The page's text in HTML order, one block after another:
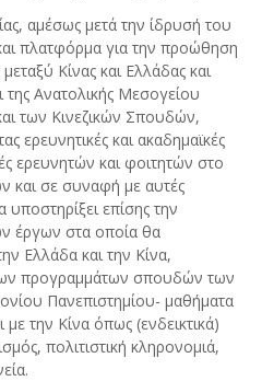
αμέσως μετά την ίδρυσή του
πλατφόρμα για την προώθηση
Κίνας και Ελλάδας και
Ανατολικής Μεσογείου
των Κινεζικών Σπουδών,
ερευνητικές και ακαδημαϊκές
ερευνητών και φοιτητών στο
και σε συναφή με αυτές
επίσης την
έργων στα οποία θα
Ελλάδα και την Κίνα,
προγραμμάτων σπουδών των
Πανεπιστημίου- μαθήματα
με την Κίνα όπως (ενδεικτικά)
πολιτιστική κληρονομιά,